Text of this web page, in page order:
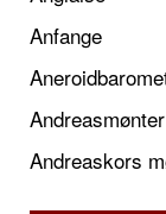
Anfange
Andreasmønter
Andreaskors